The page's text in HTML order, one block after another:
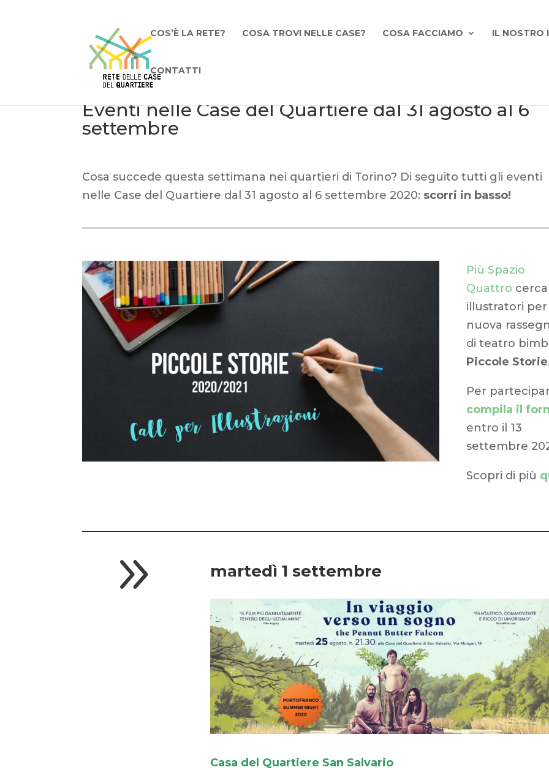
COS’È LA RETE? COSA TROVI NELLE CASE? COSA FACCIAMO IL NOSTRO
CONTATTI
Eventi nelle Case del Quartiere dal 31 agosto al 6
settembre
Cosa succede questa settimana nei quartieri di Torino? Di seguito tutti gli eventi
nelle Case del Quartiere dal 31 agosto al 6 settembre 2020: scorri in basso!
Più Spazio
Quattro cerca
illustratori per
nuova
di teatro
Piccole
Per
compila il
entro il 13
settembre
Scopri di più
9 martedì 1 settembre
Casa del Quartiere San Salvario